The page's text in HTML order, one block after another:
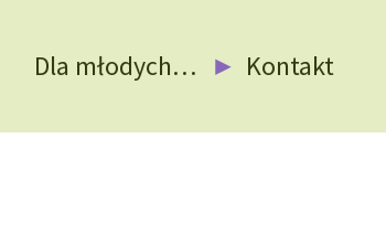
Dla młodych… Kontakt